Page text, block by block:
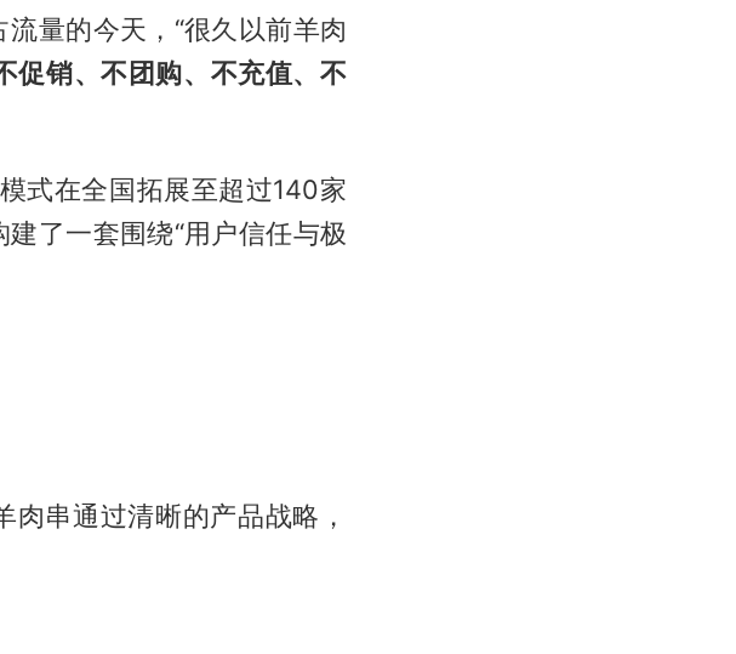
量的今天，“很久以前羊肉
促销、不团购、不充值、不
式在全国拓展至超过140家
了一套围绕“用户信任与极
串通过清晰的产品战略，